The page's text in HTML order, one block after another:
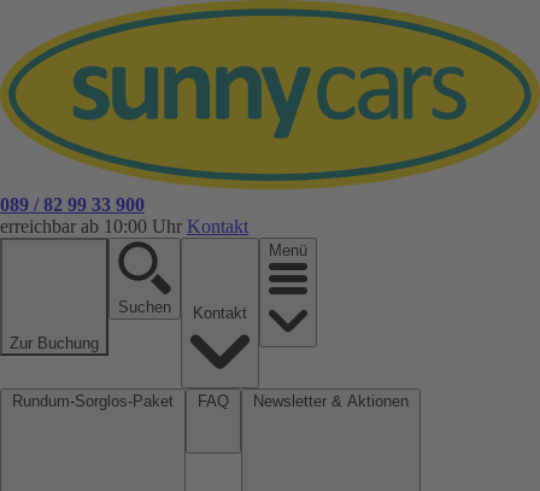
089 / 82 99 33 900
erreichbar ab 10:00 Uhr Kontakt
Zur Buchung
Suchen
Menü